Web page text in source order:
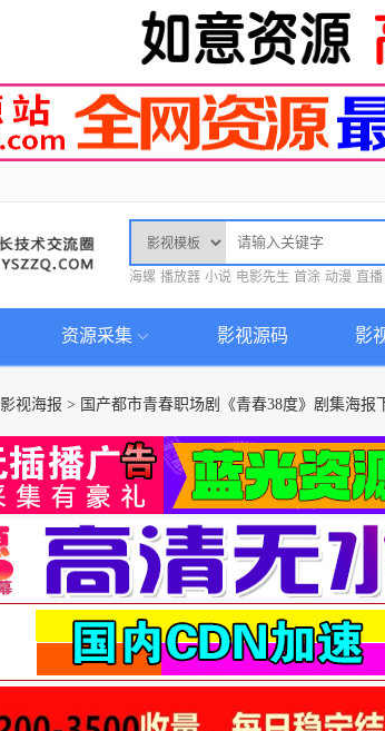
海螺 播放器 小说 电影先生 首涂 动漫 直播
资源采集 影视源码 影
影视海报 > 国产都市青春职场剧《青春38度》剧集海报